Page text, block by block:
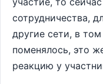
сотрудничества,
другие сети, в
поменялось, это
реакцию у